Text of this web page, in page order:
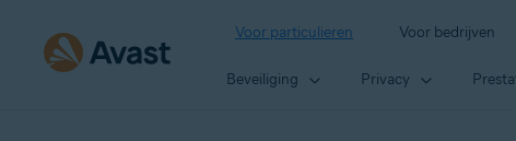
Voor particulieren Voor bedrijven
Beveiliging Privacy